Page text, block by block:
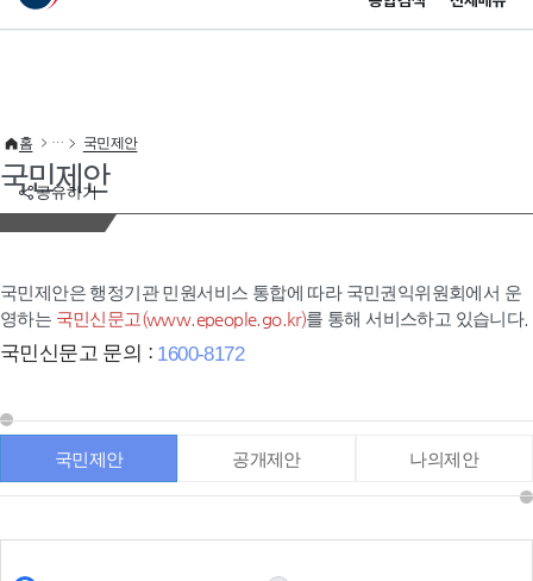
이 누리집은 대한민국 공식 전자정부 누리집입니다.
공유하기
홈 국민제안
국민제안
국민제안은 행정기관 민원서비스 통합에 따라 국민권익위원회에서 운
영하는 국민신문고(www.epeople.go.kr)를 통해 서비스하고 있습니다.
국민신문고 문의 : 1600-8172
국민제안 공개제안 나의제안